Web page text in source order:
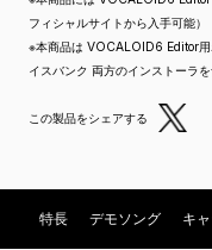
フィシャルサイトから入手可能）
※本商品は VOCALOID6 Editor
イスバンク 両方のインストーラを
この製品をシェアする
特長 デモソング キ